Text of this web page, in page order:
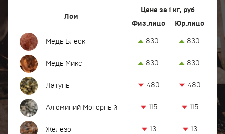
Закупка оргтехники и оборудования
Контакты
Прием лома цветных и черных металлов в Тюмени
Лом
Цена за 1 кг, руб
Физ.лицо
Юр.лицо
Медь Блеск 830 830
Медь Микс 830 830
Латунь 480 480
Алюминий Моторный 115 115
Железо 13 13
Вывоз и демонтаж
металлолома
Компания Метком предлагает прием лома черных и
цветных металлов с вывозом с объекта. Для
реализации услуги имеются необходимые
транспортные средства.
Если небольшие объемы металла можно доставить
на площадку самостоятельно, то вывоз металлолома